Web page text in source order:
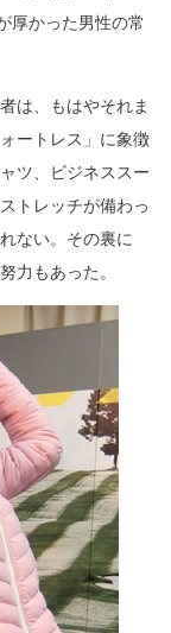
厚かった男性の常
は、もはやそれま
ートレス」に象徴
ツ、ビジネススー
トレッチが備わっ
ない。その裏に
力もあった。